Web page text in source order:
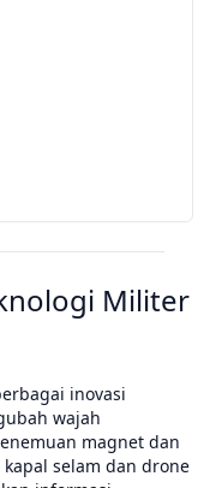
Militer
inovasi
wajah
magnet dan
selam dan drone